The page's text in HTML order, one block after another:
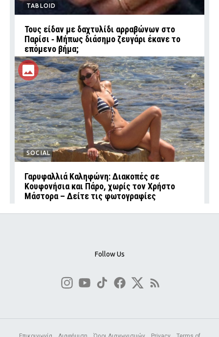
TABLOID
Τους είδαν με δαχτυλίδι αρραβώνων στο
Παρίσι ‑ Μήπως διάσημο ζευγάρι έκανε το
επόμενο βήμα;
SOCIAL
Γαρυφαλλιά Καληφώνη: Διακοπές σε
Κουφονήσια και Πάρο, χωρίς τον Χρήστο
Μάστορα – Δείτε τις φωτογραφίες
Follow Us